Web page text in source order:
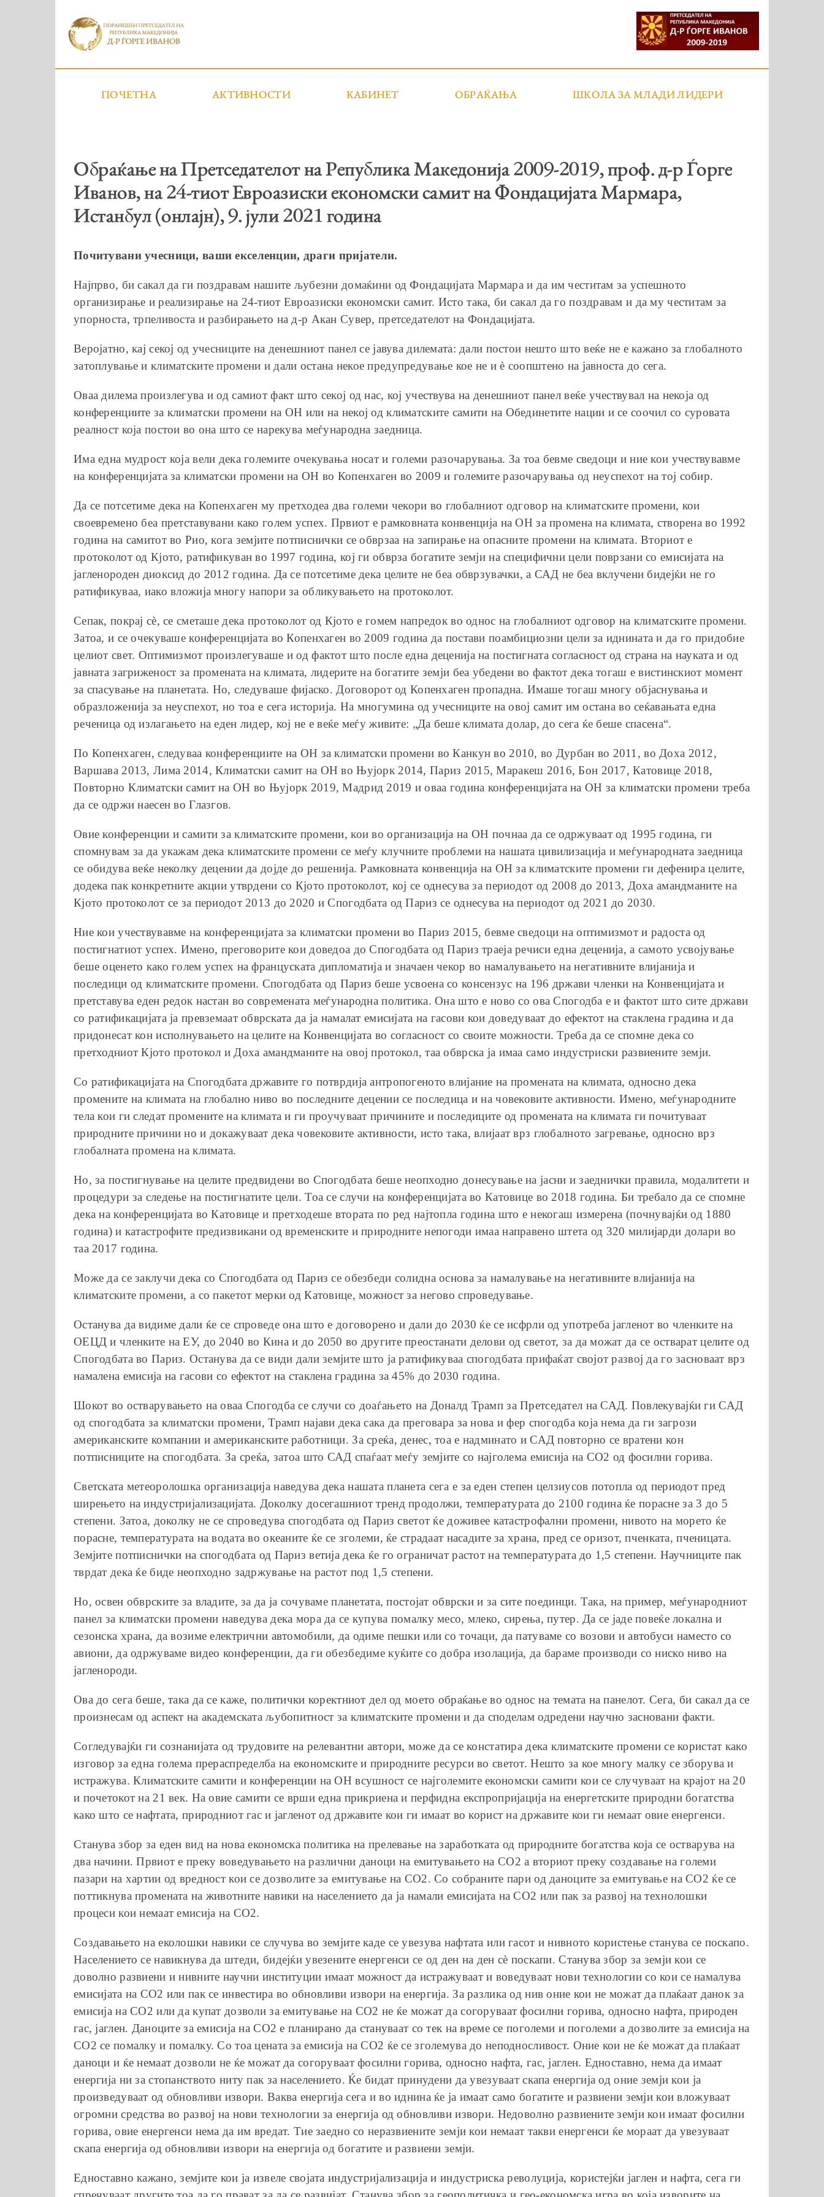
ПОЧЕТНА АКТИВНОСТИ КАБИНЕТ ОБРАЌАЊА ШКОЛА ЗА МЛАДИ ЛИДЕРИ
Обраќање на Претседателот на Република Македонија 2009-2019, проф. д-р Ѓорге
Иванов, на 24-тиот Евроазиски економски самит на Фондацијата Мармарa,
Истанбул (онлајн), 9. јули 2021 година
Почитувани учесници, ваши екселенции, драги пријатели.
Најпрво, би сакал да ги поздравам нашите љубезни домаќини од Фондацијата Мармара и да им честитам за успешното
организирање и реализирање на 24-тиот Евроазиски економски самит. Исто така, би сакал да го поздравам и да му честитам за
упорноста, трпеливоста и разбирањето на д-р Акан Сувер, претседателот на Фондацијата.
Веројатно, кај секој од учесниците на денешниот панел се јавува дилемата: дали постои нешто што веќе не е кажано за глобалното
затоплување и климатските промени и дали остана некое предупредување кое не и ѐ соопштено на јавноста до сега.
Оваа дилема произлегува и од самиот факт што секој од нас, кој учествува на денешниот панел веќе учествувал на некоја од
конференциите за климатски промени на ОН или на некој од климатските самити на Обединетите нации и се соочил со суровата
реалност која постои во она што се нарекува меѓународна заедница.
Има една мудрост која вели дека големите очекувања носат и големи разочарувања. За тоа бевме сведоци и ние кои учествувавме
на конференцијата за климатски промени на ОН во Копенхаген во 2009 и големите разочарувања од неуспехот на тој собир.
Да се потсетиме дека на Копенхаген му претходеа два големи чекори во глобалниот одговор на климатските промени, кои
своевремено беа претставувани како голем успех. Првиот е рамковната конвенција на ОН за промена на климата, створена во 1992
година на самитот во Рио, кога земјите потписнички се обврзаа на запирање на опасните промени на климата. Вториот е
протоколот од Кјото, ратификуван во 1997 година, кој ги обврза богатите земји на специфични цели поврзани со емисијата на
јагленороден диоксид до 2012 година. Да се потсетиме дека целите не беа обврзувачки, а САД не беа вклучени бидејќи не го
ратификуваa, иако вложија многу напори за обликувањето на протоколот.
Сепак, покрај сѐ, се сметаше дека протоколот од Кјото е гомем напредок во однос на глобалниот одговор на климатските промени.
Затоа, и се очекуваше конференцијата во Копенхаген во 2009 година да постави поамбициозни цели за иднината и да го придобие
целиот свет. Оптимизмот произлегуваше и од фактот што после една деценија на постигната согласност од страна на науката и од
јавната загриженост за промената на климата, лидерите на богатите земји беа убедени во фактот дека тогаш е вистинскиот момент
за спасување на планетата. Но, следуваше фијаско. Договорот од Копенхаген пропадна. Имаше тогаш многу објаснувања и
образложенија за неуспехот, но тоа е сега историја. На многумина од учесниците на овој самит им остана во сеќавањата една
реченица од излагањето на еден лидер, кој не е веќе меѓу живите: „Да беше климата долар, до сега ќе беше спасена“.
По Копенхаген, следуваа конференциите на ОН за климатски промени во Канкун во 2010, во Дурбан во 2011, во Доха 2012,
Варшава 2013, Лима 2014, Климатски самит на ОН во Њујорк 2014, Париз 2015, Маракеш 2016, Бон 2017, Катовице 2018,
Повторно Климатски самит на ОН во Њујорк 2019, Мадрид 2019 и оваа година конференцијата на ОН за климатски промени треба
да се одржи наесен во Глазгов.
Овие конференции и самити за климатските промени, кои во организација на ОН почнаа да се одржуваат од 1995 година, ги
спомнувам за да укажам дека климатските промени се меѓу клучните проблеми на нашата цивилизација и меѓународната заедница
се обидува веќе неколку децении да дојде до решенија. Рамковната конвенција на ОН за климатските промени ги дефенира целите,
додека пак конкретните акции утврдени со Кјото протоколот, кој се однесува за периодот од 2008 до 2013, Доха амандманите на
Кјото протоколот се за периодот 2013 до 2020 и Спогодбата од Париз се однесува на периодот од 2021 до 2030.
Ние кои учествувавме на конференцијата за климатски промени во Париз 2015, бевме сведоци на оптимизмот и радоста од
постигнатиот успех. Имено, преговорите кои доведоа до Спогодбата од Париз траеја речиси една деценија, а самото усвојување
беше оценето како голем успех на француската дипломатија и значаен чекор во намалувањето на негативните влијанија и
последици од климатските промени. Спогодбата од Париз беше усвоена со консензус на 196 држави членки на Конвенцијата и
претставува еден редок настан во современата меѓународна политика. Она што е ново со ова Спогодба е и фактот што сите држави
со ратификацијата ја превземаат обврската да ја намалат емисијата на гасови кои доведуваат до ефектот на стаклена градина и да
придонесат кон исполнувањето на целите на Конвенцијата во согласност со своите можности. Треба да се спомне дека со
претходниот Кјото протокол и Доха амандманите на овој протокол, таа обврска ја имаа само индустриски развиените земји.
Со ратификацијата на Спогодбата државите го потврдија антропогеното влијание на промената на климата, односно дека
промените на климата на глобално ниво во последните децении се последица и на човековите активности. Имено, меѓународните
тела кои ги следат промените на климата и ги проучуваат причините и последиците од промената на климата ги почитуваат
природните причини но и докажуваат дека човековите активности, исто така, влијаат врз глобалното загревање, односно врз
глобалната промена на климата.
Но, за постигнување на целите предвидени во Спогодбата беше неопходно донесување на јасни и заеднички правила, модалитети и
процедури за следење на постигнатите цели. Тоа се случи на конференцијата во Катовице во 2018 година. Би требало да се спомне
дека на конференцијата во Катовице и претходеше втората по ред најтопла година што е некогаш измерена (почнувајќи од 1880
година) и катастрофите предизвикани од временските и природните непогоди имаа направено штета од 320 милијарди долари во
таа 2017 година.
Може да се заклучи дека со Спогодбата од Париз се обезбеди солидна основа за намалување на негативните влијанија на
климатските промени, а со пакетот мерки од Катовице, можност за негово спроведување.
Останува да видиме дали ќе се спроведе она што е договорено и дали до 2030 ќе се исфрли од употреба јагленот во членките на
ОЕЦД и членките на ЕУ, до 2040 во Кина и до 2050 во другите преостанати делови од светот, за да можат да се остварат целите од
Спогодбата во Париз. Останува да се види дали земјите што ја ратификуваа спогодбата прифаќат својот развој да го засноваат врз
намалена емисија на гасови со ефектот на стаклена градина за 45% до 2030 година.
Шокот во остварувањето на оваа Спогодба се случи со доаѓањето на Доналд Трамп за Претседател на САД. Повлекувајќи ги САД
од спогодбата за климатски промени, Трамп најави дека сака да преговара за нова и фер спогодба која нема да ги загрози
американските компании и американските работници. За среќа, денес, тоа е надминато и САД повторно се вратени кон
потписниците на спогодбата. За среќа, затоа што САД спаѓаат меѓу земјите со најголема емисија на СО2 од фосилни горива.
Светската метеоролошка организација наведува дека нашата планета сега е за еден степен целзиусов потопла од периодот пред
ширењето на индустријализацијата. Доколку досегашниот тренд продолжи, температурата до 2100 година ќе порасне за 3 до 5
степени. Затоа, доколку не се спроведува спогодбата од Париз светот ќе доживее катастрофални промени, нивото на морето ќе
порасне, температурата на водата во океаните ќе се зголеми, ќе страдаат насадите за храна, пред се оризот, пченката, пченицата.
Земјите потписнички на спогодбата од Париз ветија дека ќе го ограничат растот на температурата до 1,5 степени. Научниците пак
тврдат дека ќе биде неопходно задржување на растот под 1,5 степени.
Но, освен обврските за владите, за да ја сочуваме планетата, постојат обврски и за сите поединци. Така, на пример, меѓународниот
панел за климатски промени наведува дека мора да се купува помалку месо, млеко, сирења, путер. Да се јаде повеќе локална и
сезонска храна, да возиме електрични автомобили, да одиме пешки или со точаци, да патуваме со возови и автобуси наместо со
авиони, да одржуваме видео конференции, да ги обезбедиме куќите со добра изолација, да бараме производи со ниско ниво на
јагленороди.
Ова до сега беше, така да се каже, политички коректниот дел од моето обраќање во однос на темата на панелот. Сега, би сакал да се
произнесам од аспект на академската љубопитност за климатските промени и да споделам одредени научно засновани факти.
Согледувајќи ги сознанијата од трудовите на релевантни автори, може да се констатира дека климатските промени се користат како
изговор за една голема прераспределба на економските и природните ресурси во светот. Нешто за кое многу малку се зборува и
истражува. Климатските самити и конференции на ОН всушност се најголемите економски самити кои се случуваат на крајот на 20
и почетокот на 21 век. На овие самити се врши една прикриена и перфидна експропријација на енергетските природни богатства
како што се нафтата, природниот гас и јагленот од државите кои ги имаат во корист на државите кои ги немаат овие енергенси.
Станува збор за еден вид на нова економска политика на прелевање на заработката од природните богатства која се остварува на
два начини. Првиот е преку воведувањето на различни даноци на емитувањето на СО2 а вториот преку создавање на големи
пазари на хартии од вредност кои се дозволите за емитување на СО2. Со собраните пари од даноците за емитување на СО2 ќе се
поттикнува промената на животните навики на населението да ја намали емисијата на СО2 или пак за развој на технолошки
процеси кои немаат емисија на СО2.
Создавањето на еколошки навики се случува во земјите каде се увезува нафтата или гасот и нивното користење станува се поскапо.
Населението се навикнува да штеди, бидејќи увезените енергенси се од ден на ден сѐ поскапи. Станува збор за земји кои се
доволно развиени и нивните научни институции имаат можност да истражуваат и воведуваат нови технологии со кои се намалува
емисијата на СО2 или пак се инвестира во обновливи извори на енергија. За разлика од нив оние кои не можат да плаќаат данок за
емисија на СО2 или да купат дозволи за емитување на СО2 не ќе можат да согоруваат фосилни горива, односно нафта, природен
гас, јаглен. Даноците за емисија на СО2 е планирано да стануваат со тек на време се поголеми и поголеми а дозволите за емисија на
СО2 се помалку и помалку. Со тоа цената за емисија на СО2 ќе се зголемува до неподносливост. Оние кои не ќе можат да плаќаат
даноци и ќе немаат дозволи не ќе можат да согоруваат фосилни горива, односно нафта, гас, јаглен. Едноставно, нема да имаат
енергија ни за стопанството ниту пак за населението. Ќе бидат принудени да увезуваат скапа енергија од оние земји кои ја
произведуваат од обновливи извори. Ваква енергија сега и во иднина ќе ја имаат само богатите и развиени земји кои вложуваат
огромни средства во развој на нови технологии за енергија од обновливи извори. Недоволно развиените земји кои имаат фосилни
горива, овие енергенси нема да им вредат. Тие заедно со неразвиените земји кои немаат такви енергенси ќе мораат да увезуваат
скапа енергија од обновливи извори на енергија од богатите и развиени земји.
Едноставно кажано, земјите кои ја извеле својата индустријализација и индустриска револуција, користејќи јаглен и нафта, сега ги